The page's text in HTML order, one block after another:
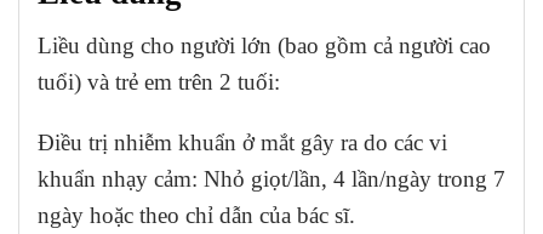
Liều dùng cho người lớn (bao gồm cả người cao
tuổi) và trẻ em trên 2 tuối:
Điều trị nhiễm khuẩn ở mắt gây ra do các vi
khuẩn nhạy cảm: Nhỏ giọt/lần, 4 lần/ngày trong 7
ngày hoặc theo chỉ dẫn của bác sĩ.